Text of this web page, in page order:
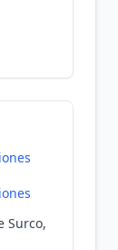
Surco,